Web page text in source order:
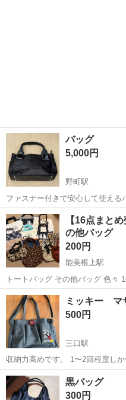
バッグ
5,000円
野町駅
ファスナー付きで安心して使えるバッグです。 ポ
の整理がしやすいので普段使いや
石川 金沢市 野町駅 バ
【16点まと
の他バッグ
200円
能美根上駅
トートバッグ その他バッグ 色々 16点 まとめ
保管品です。
石川 能美市 能美根上駅
ミッキー マ
500円
三口駅
収納力高めです。 1〜2回程度し
崩れなどもしておりません。 簡
います。
石川 金沢市 三口駅
黒バッグ
300円